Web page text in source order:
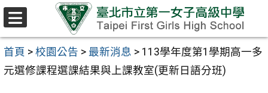
跳至主要內容區
首頁 > 校園公告 > 最新消息 > 113學年度第1學期高一多
元選修課程選課結果與上課教室(更新日語分班)
選
單